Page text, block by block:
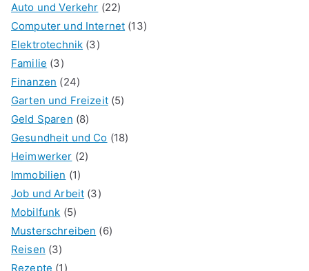
Auto und Verkehr (22)
Computer und Internet (13)
Elektrotechnik (3)
Familie (3)
Finanzen (24)
Garten und Freizeit(5)
Geld Sparen (8)
Gesundheit und Co (18)
Heimwerker (2)
Immobilien (1)
Job und Arbeit (3)
Mobilfunk (5)
Musterschreiben (6)
Reisen (3)
Rezepte (1)